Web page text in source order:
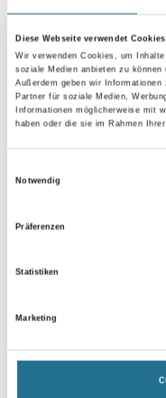
Diese Webseite verwendet Cookies
Wir verwenden Cookies, um
soziale Medien anbieten zu
Außerdem geben wir
Partner für soziale Medien,
Informationen möglicherweise mit
haben oder die sie im Rahmen
Notwendig
Präferenzen
Statistiken
Marketing
Umrechnungsfaktoren
ZUSATZINFOS
EAN
GEFAHRENHINWEISE